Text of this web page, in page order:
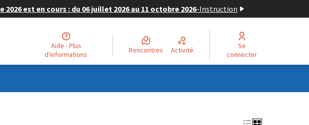
est en cours : du 06 juillet 2026 au 11 octobre 2026-Instruction
Aide - Plus
d'informations
Rencontres Activité
Se
connecter